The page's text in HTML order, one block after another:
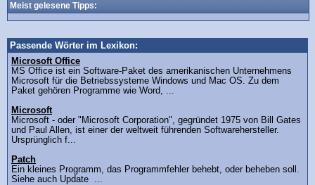
Meist gelesene Tipps:
Passende Wörter im Lexikon:
Microsoft Office
MS Office ist ein Software-Paket des amerikanischen Unternehmens
Microsoft für die Betriebssysteme Windows und Mac OS. Zu dem
Paket gehören Programme wie Word, ...
Microsoft
Microsoft - oder "Microsoft Corporation", gegründet 1975 von Bill Gates
und Paul Allen, ist einer der weltweit führenden Softwarehersteller.
Ursprünglich f...
Patch
Ein kleines Programm, das Programmfehler behebt, oder beheben soll.
Siehe auch Update ...